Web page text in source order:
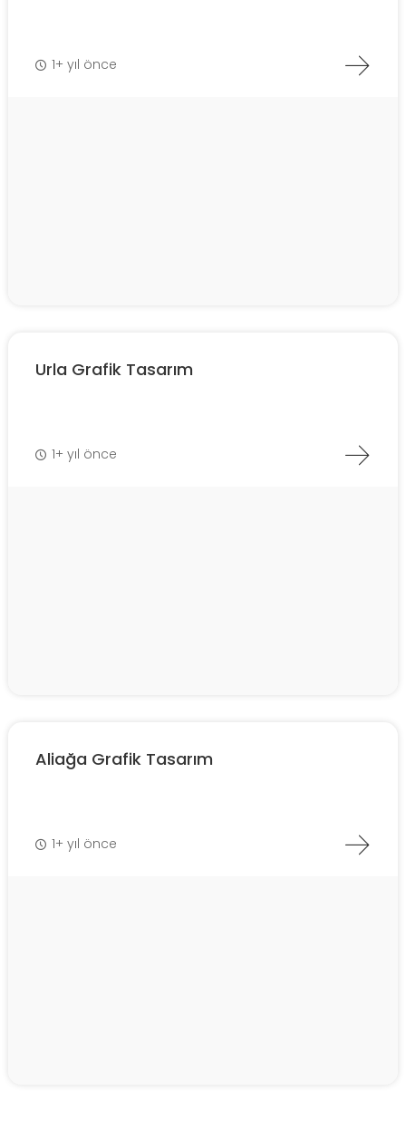
1+ yıl önce
Urla Grafik Tasarım
1+ yıl önce
Aliağa Grafik Tasarım
1+ yıl önce